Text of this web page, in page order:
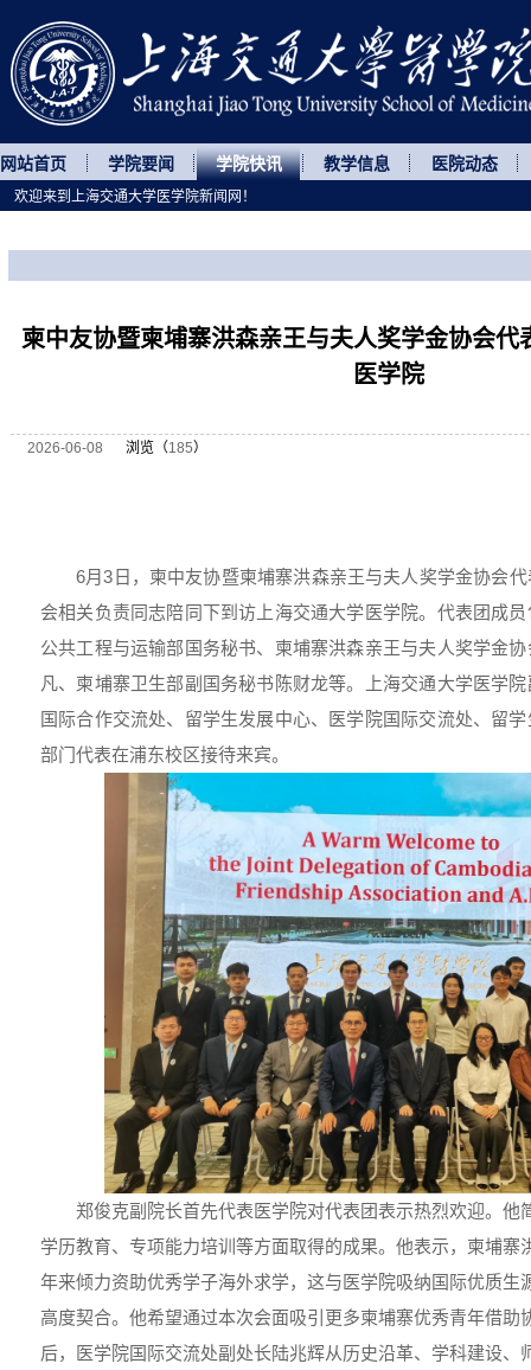
网站首页 学院要闻 学院快讯 教学信息 医院动态
柬中友协暨柬埔寨洪森亲王与夫人奖学金协会代
医学院
2026-06-08 浏览（185）
6月3日，柬中友协暨柬埔寨洪森亲王与夫人奖学金协会
会相关负责同志陪同下到访上海交通大学医学院。代表团成
公共工程与运输部国务秘书、柬埔寨洪森亲王与夫人奖学金
凡、柬埔寨卫生部副国务秘书陈财龙等。上海交通大学医学
国际合作交流处、留学生发展中心、医学院国际交流处、留
部门代表在浦东校区接待来宾。
郑俊克副院长首先代表医学院对代表团表示热烈欢迎。他
学历教育、专项能力培训等方面取得的成果。他表示，柬埔寨
年来倾力资助优秀学子海外求学，这与医学院吸纳国际优质生
高度契合。他希望通过本次会面吸引更多柬埔寨优秀青年借助
后，医学院国际交流处副处长陆兆辉从历史沿革、学科建设、
欢迎来到上海交通大学医学院新闻网！